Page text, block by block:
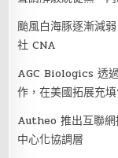
颱風白海豚逐漸減
社 CNA
AGC Biologics 透
作，在美國拓展充
Autheo 推出互聯
中心化協調層